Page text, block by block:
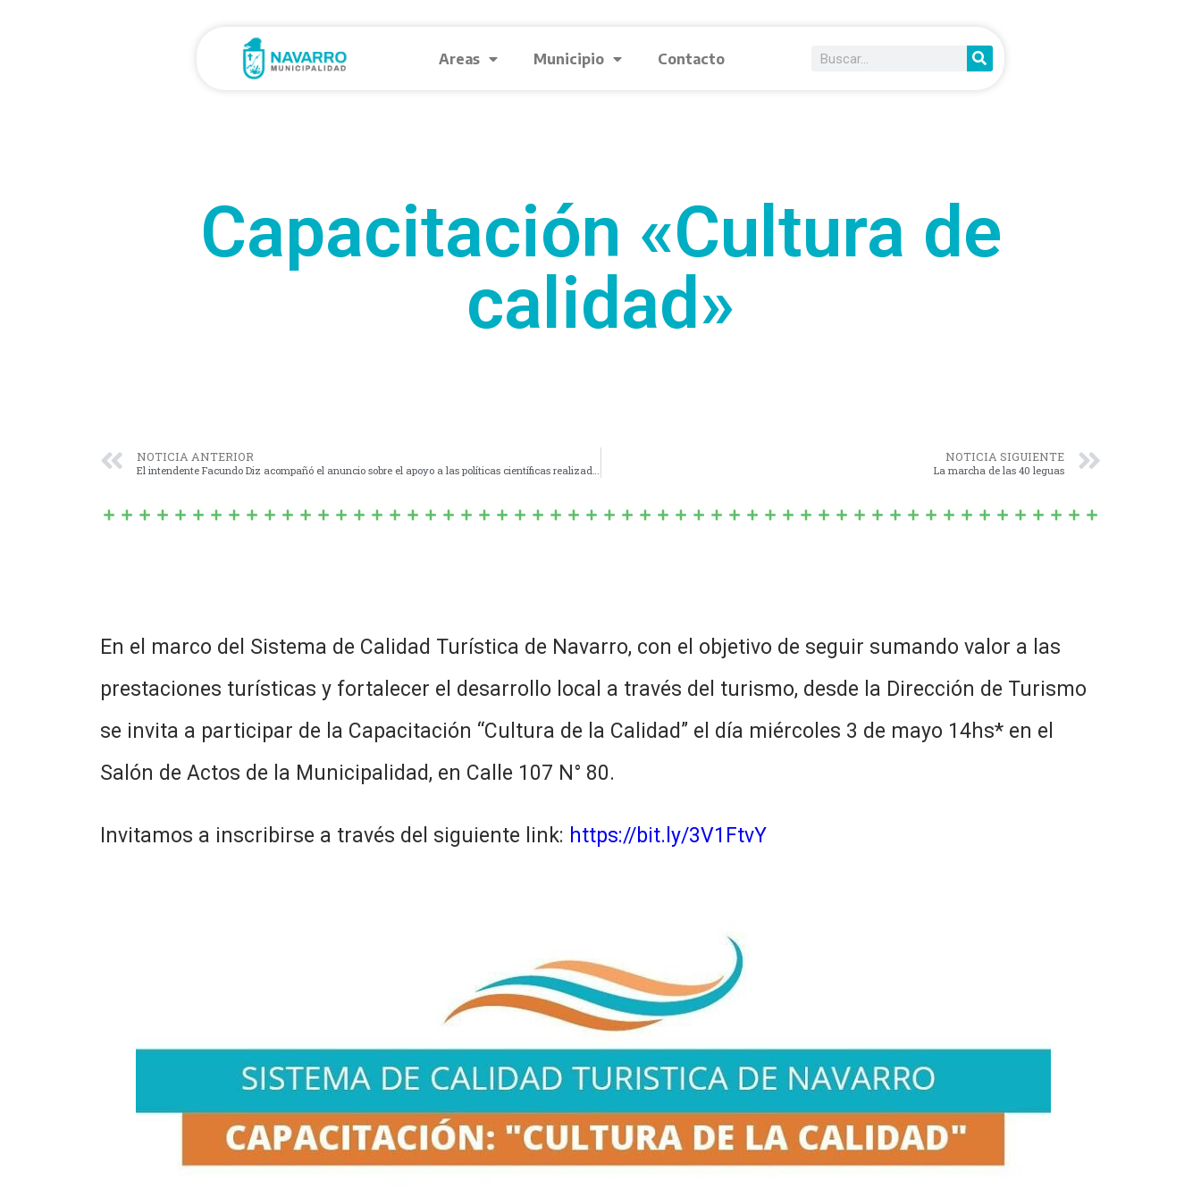
Areas Municipio Contacto
Capacitación «Cultura de
calidad»
NOTICIA ANTERIOR NOTICIA SIGUIENTE
La marcha de las 40 leguas
En el marco del Sistema de Calidad Turística de Navarro, con el objetivo de seguir sumando valor a las
prestaciones turísticas y fortalecer el desarrollo local a través del turismo, desde la Dirección de Turismo
se invita a participar de la Capacitación “Cultura de la Calidad” el día miércoles 3 de mayo 14hs* en el
Salón de Actos de la Municipalidad, en Calle 107 N° 80.
Invitamos a inscribirse a través del siguiente link: https://bit.ly/3V1FtvY